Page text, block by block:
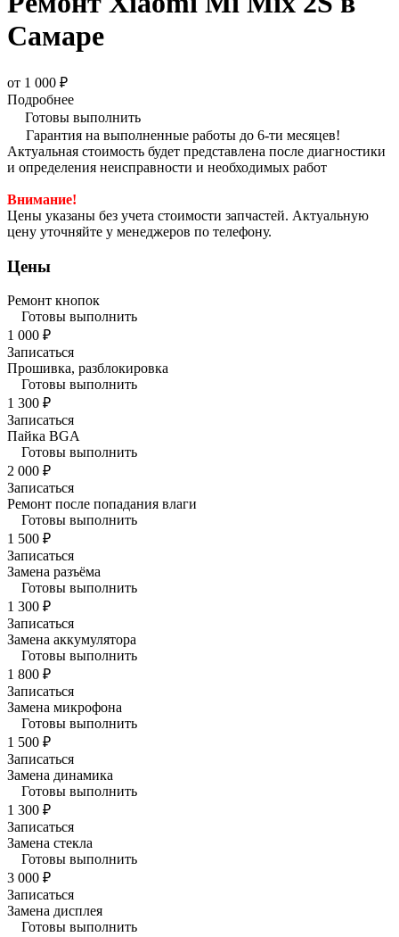
Самаре
от 1 000 ₽
Подробнее
Готовы выполнить
Гарантия на выполненные работы до 6-ти месяцев!
Актуальная стоимость будет представлена после диагностики
и определения неисправности и необходимых работ
Внимание!
Цены указаны без учета стоимости запчастей. Актуальную
цену уточняйте у менеджеров по телефону.
Цены
Ремонт кнопок
Готовы выполнить
1 000 ₽
Записаться
Прошивка, разблокировка
Готовы выполнить
1 300 ₽
Записаться
Пайка BGA
Готовы выполнить
2 000 ₽
Записаться
Ремонт после попадания влаги
Готовы выполнить
1 500 ₽
Записаться
Замена разъёма
Готовы выполнить
1 300 ₽
Записаться
Замена аккумулятора
Готовы выполнить
1 800 ₽
Записаться
Замена микрофона
Готовы выполнить
1 500 ₽
Записаться
Замена динамика
Готовы выполнить
1 300 ₽
Записаться
Замена стекла
Готовы выполнить
3 000 ₽
Записаться
Замена дисплея
Готовы выполнить